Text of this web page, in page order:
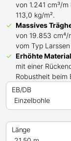
von 1.241 cm³/
113,0 kg/m².
Massives
von 19.853 cm⁴/
vom Typ Larssen
Erhöhte
mit einer
Robustheit beim
EB/DB
Länge